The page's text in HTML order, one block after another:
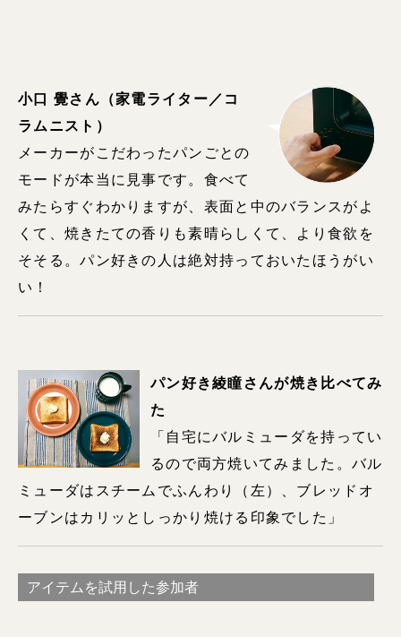
小口 覺さん（家電ライター／コ
ラムニスト）
メーカーがこだわったパンごとの
モードが本当に見事です。食べて
みたらすぐわかりますが、表面と中のバランスがよ
くて、焼きたての香りも素晴らしくて、より食欲を
そそる。パン好きの人は絶対持っておいたほうがい
い！
パン好き綾瞳さんが焼き比べてみ
た
「自宅にバルミューダを持ってい
るので両方焼いてみました。バル
ミューダはスチームでふんわり（左）、ブレッドオ
ーブンはカリッとしっかり焼ける印象でした」
アイテムを試用した参加者